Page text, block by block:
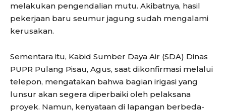
melakukan pengendalian mutu. Akibatnya, hasil
pekerjaan baru seumur jagung sudah mengalami
kerusakan.
Sementara itu, Kabid Sumber Daya Air (SDA) Dinas
PUPR Pulang Pisau, Agus, saat dikonfirmasi melalui
telepon, mengatakan bahwa bagian irigasi yang
lunsur akan segera diperbaiki oleh pelaksana
proyek. Namun, kenyataan di lapangan berbeda-